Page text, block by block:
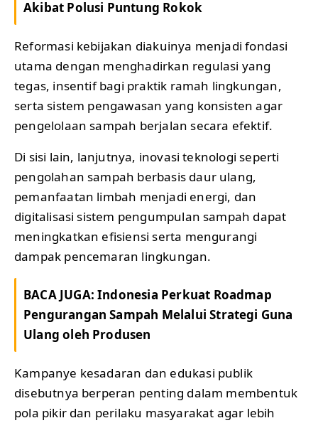
Akibat Polusi Puntung Rokok
Reformasi kebijakan diakuinya menjadi fondasi
utama dengan menghadirkan regulasi yang
tegas, insentif bagi praktik ramah lingkungan,
serta sistem pengawasan yang konsisten agar
pengelolaan sampah berjalan secara efektif.
Di sisi lain, lanjutnya, inovasi teknologi seperti
pengolahan sampah berbasis daur ulang,
pemanfaatan limbah menjadi energi, dan
digitalisasi sistem pengumpulan sampah dapat
meningkatkan efisiensi serta mengurangi
dampak pencemaran lingkungan.
BACA JUGA:Indonesia Perkuat Roadmap
Pengurangan Sampah Melalui Strategi Guna
Ulang oleh Produsen
Kampanye kesadaran dan edukasi publik
disebutnya berperan penting dalam membentuk
pola pikir dan perilaku masyarakat agar lebih